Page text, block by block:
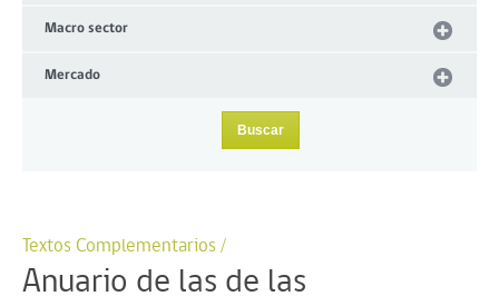
Macro sector
Mercado
Textos Complementarios /
Anuario de las de las